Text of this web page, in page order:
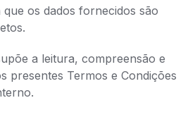
que os dados fornecidos são
a leitura, compreensão e
presentes Termos e Condições